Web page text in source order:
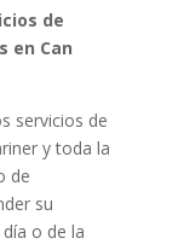
de
en Can
servicios de
y toda la
de
su
o de la